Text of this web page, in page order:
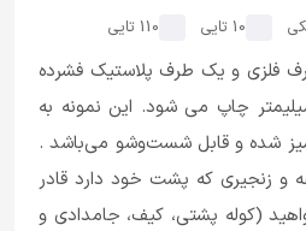
10 تایی 110 تایی
فلزی و یک طرف پلاستیک فشرده
باشد و در سایز 44 میلیمتر چاپ می شود. این نمونه به
شده و قابل شست‌وشو می‌باشد .
و زنجیری که پشت خود دارد قادر
(کوله پشتی، کیف، جامدادی و